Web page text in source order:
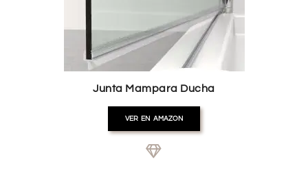
Junta Mampara Ducha
VER EN AMAZON